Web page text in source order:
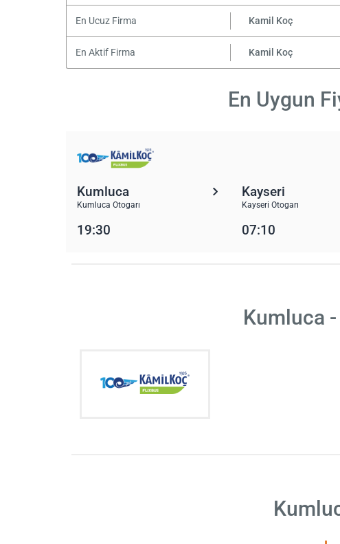
En Ucuz Firma Kamil Koç
En Aktif Firma Kamil Koç
En Uygun
Kumluca
Kumluca Otogarı
Kayseri
Kayseri Otogarı
19:30 07:10
Kumluca -